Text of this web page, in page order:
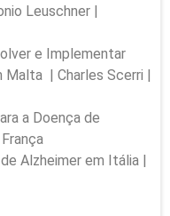
Leuschner |
e Implementar
Malta | Charles Scerri |
a Doença de
Alzheimer em Itália |